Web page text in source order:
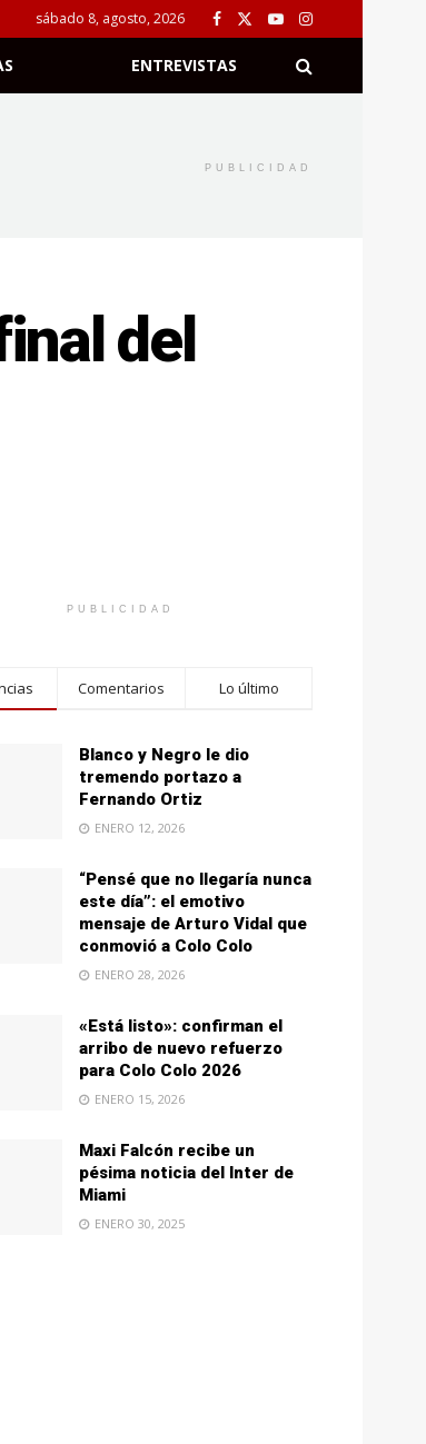
sábado 8, agosto, 2026
ENTREVISTAS
PUBLICIDAD
del
PUBLICIDAD
Comentarios Lo último
Blanco y Negro le dio
tremendo portazo a
Fernando Ortiz
ENERO 12, 2026
“Pensé que no llegaría nunca
este día”: el emotivo
mensaje de Arturo Vidal que
conmovió a Colo Colo
ENERO 28, 2026
«Está listo»: confirman el
arribo de nuevo refuerzo
para Colo Colo 2026
ENERO 15, 2026
Maxi Falcón recibe un
pésima noticia del Inter de
Miami
ENERO 30, 2025